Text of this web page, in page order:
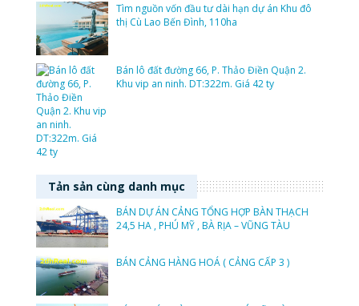
Tìm nguồn vốn đầu tư dài hạn dự án Khu đô
thị Cù Lao Bến Đình, 110ha
Bán lô đất đường 66, P. Thảo Điền Quận 2.
Khu vip an ninh. DT:322m. Giá 42 ty
Tản sản cùng danh mục
BÁN DỰ ÁN CẢNG TỔNG HỢP BÀN THẠCH
24,5 HA , PHÚ MỸ , BÀ RỊA – VŨNG TÀU
BÁN CẢNG HÀNG HOÁ ( CẢNG CẤP 3 )